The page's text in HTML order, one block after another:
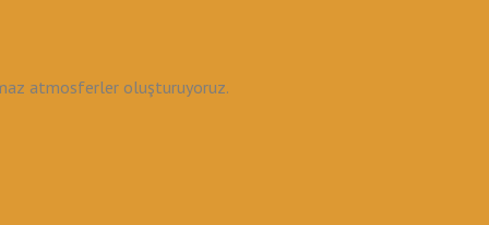
atmosferler oluşturuyoruz.